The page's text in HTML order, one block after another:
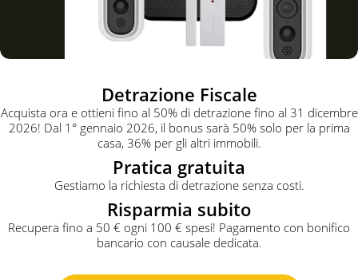
Detrazione Fiscale
Acquista ora e ottieni fino al 50% di detrazione fino al 31 dicembre
2026! Dal 1° gennaio 2026, il bonus sarà 50% solo per la prima
casa, 36% per gli altri immobili.
Pratica gratuita
Gestiamo la richiesta di detrazione senza costi.
Risparmia subito
Recupera fino a 50 € ogni 100 € spesi! Pagamento con bonifico
bancario con causale dedicata.